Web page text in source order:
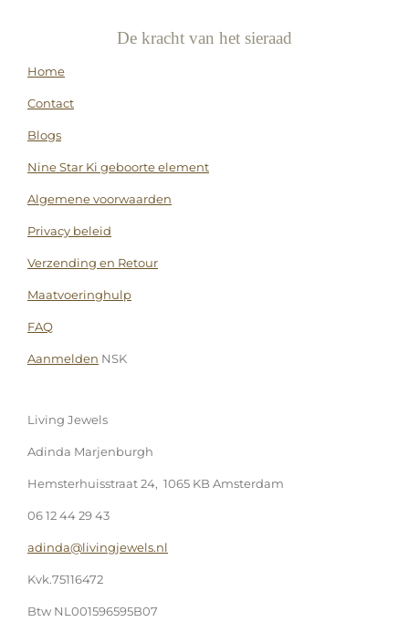
De kracht van het sieraad
Home
Contact
Blogs
Nine Star Ki geboorte element
Algemene voorwaarden
Privacy beleid
Verzending en Retour
Maatvoeringhulp
FAQ
Aanmelden NSK
Living Jewels
Adinda Marjenburgh
Hemsterhuisstraat 24, 1065 KB Amsterdam
06 12 44 29 43
adinda@livingjewels.nl
Kvk.75116472
Btw NL001596595B07